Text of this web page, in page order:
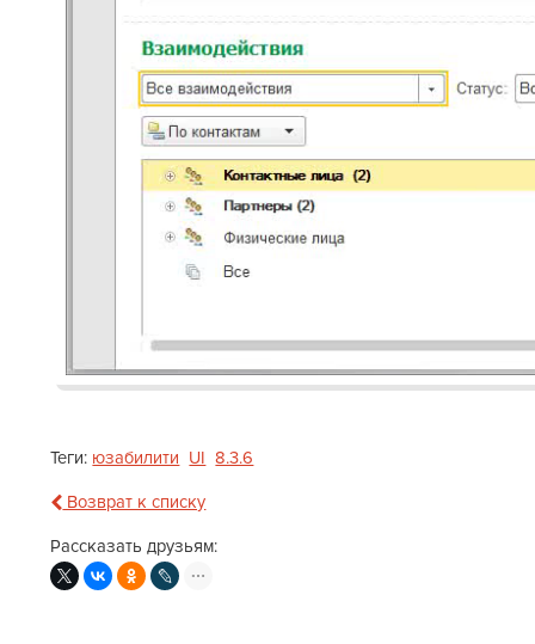
Теги: юзабилити UI 8.3.6
Возврат к списку
Рассказать друзьям: